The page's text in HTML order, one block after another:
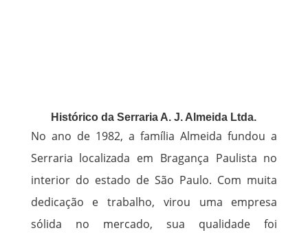
Histórico da Serraria A. J. Almeida Ltda.
No ano de 1982, a família Almeida fundou a
Serraria localizada em Bragança Paulista no
interior do estado de São Paulo. Com muita
dedicação e trabalho, virou uma empresa
sólida no mercado, sua qualidade foi